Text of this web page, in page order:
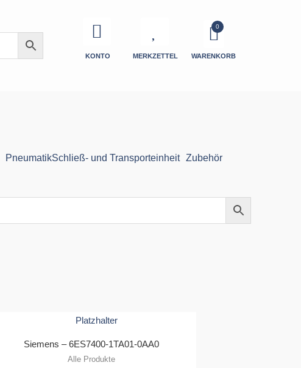
KONTO
MERKZETTEL WARENKORB
PneumatikSchließ- und Transporteinheit
Zubehör
Siemens – 6ES7400-1TA01-0AA0
Alle Produkte